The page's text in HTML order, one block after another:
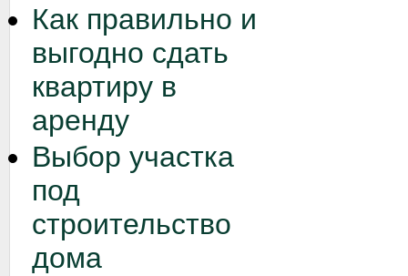
Как правильно и
выгодно сдать
квартиру в
аренду
Выбор участка
под
строительство
дома